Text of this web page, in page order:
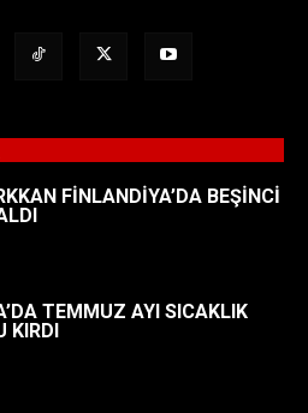
FİNLANDİYA’DA BEŞİNCİ
TEMMUZ AYI SICAKLIK
KIRDI